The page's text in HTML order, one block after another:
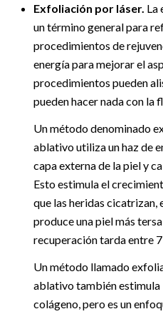
Exfoliación por láser. La
un término general para
procedimientos de
energía para mejorar el
procedimientos pueden
pueden hacer nada con la
Un método denominado
ablativo utiliza un haz de
capa externa de la piel y
Esto estimula el
que las heridas cicatrizan,
produce una piel más
recuperación tarda entre 7
Un método llamado
ablativo también estimula
colágeno, pero es un